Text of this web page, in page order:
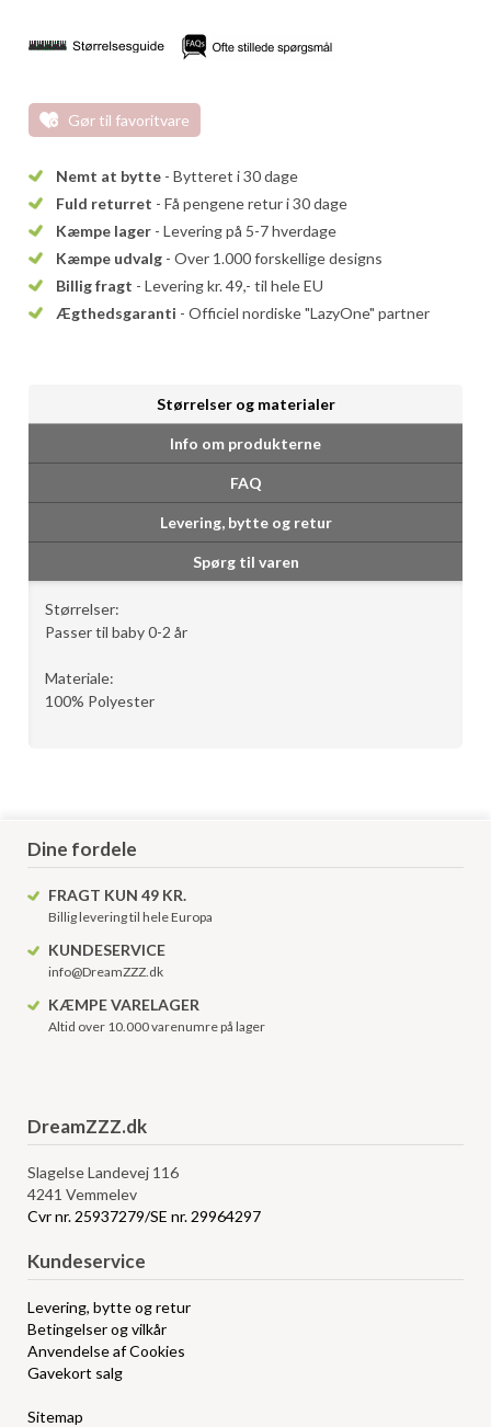
Gør til favoritvare
Nemt at bytte - Bytteret i 30 dage
Fuld returret - Få pengene retur i 30 dage
Kæmpe lager - Levering på 5-7 hverdage
Kæmpe udvalg - Over 1.000 forskellige designs
Billig fragt - Levering kr. 49,- til hele EU
Ægthedsgaranti - Officiel nordiske "LazyOne" partner
Størrelser og materialer
Info om produkterne
FAQ
Levering, bytte og retur
Spørg til varen
Størrelser:
Passer til baby 0-2 år
Materiale:
100% Polyester
Dine fordele
FRAGT KUN 49 KR.
Billig levering til hele Europa
KUNDESERVICE
info@DreamZZZ.dk
KÆMPE VARELAGER
Altid over 10.000 varenumre på lager
DreamZZZ.dk
Slagelse Landevej 116
4241 Vemmelev
Cvr nr. 25937279/SE nr. 29964297
Kundeservice
Levering, bytte og retur
Betingelser og vilkår
Anvendelse af Cookies
Gavekort salg
Sitemap